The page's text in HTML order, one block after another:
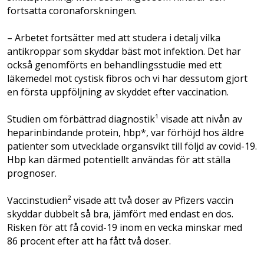
fortsatta coronaforskningen.
– Arbetet fortsätter med att studera i detalj vilka
antikroppar som skyddar bäst mot infektion. Det har
också genomförts en behandlingsstudie med ett
läkemedel mot cystisk fibros och vi har dessutom gjort
en första uppföljning av skyddet efter vaccination.
Studien om förbättrad diagnostik¹ visade att nivån av
heparinbindande protein, hbp*, var förhöjd hos äldre
patienter som utvecklade organ­svikt till följd av covid-19.
Hbp kan därmed potentiellt användas för att ställa
prognoser.
Vaccinstudien² visade att två doser av Pfizers vaccin
skyddar dubbelt så bra, jämfört med endast en dos.
Risken för att få covid-19 inom en vecka minskar med
86 procent efter att ha fått två doser.